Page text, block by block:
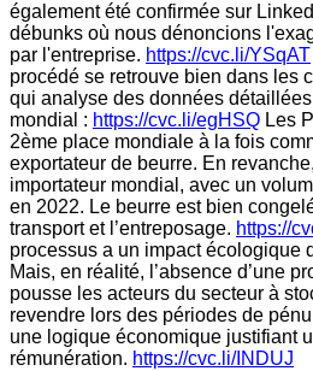
également été confirmée sur
débunks où nous dénoncions
par l'entreprise. https://cvc.li/YSqAT
procédé se retrouve bien dans les
qui analyse des données
mondial : https://cvc.li/egHSQ Les
2ème place mondiale à la fois
exportateur de beurre. En
importateur mondial, avec un
en 2022. Le beurre est bien
transport et l’entreposage. https://
processus a un impact écologique
Mais, en réalité, l’absence d’une
pousse les acteurs du secteur à
revendre lors des périodes de
une logique économique justifiant
rémunération. https://cvc.li/INDUJ